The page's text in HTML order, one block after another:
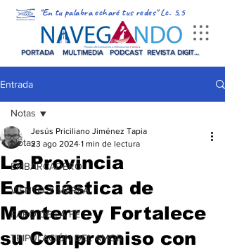
"En tu palabra echaré tus redes" Lc. 5,5
PORTADA MULTIMEDIA PODCAST REVISTA DIGITAL
Entrada
Notas
EMBARCADERO
VIENTO Y MAREA
FARO DE LA FE
TRIPULACIÓN DEL AMOR
Notas
La Provincia
Eclesiástica de
Monterrey Fortalece
su Compromiso con
Jesús Priciliano Jiménez Tapia
23 ago 2024 1 min de lectura